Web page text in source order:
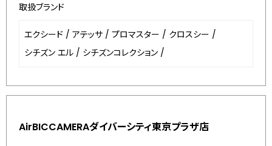
取扱ブランド
エクシード / アテッサ / プロマスター / クロスシー /
シチズン エル / シチズンコレクション /
AirBICCAMERAダイバーシティ東京プラザ店